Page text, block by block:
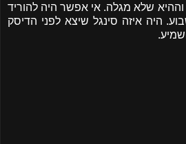
וההיא שלא מגלה. אי אפשר היה להוריד
היה איזה סינגל שיצא לפני הדיסק